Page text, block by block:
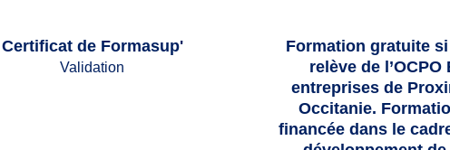
Certificat de Formasup'
Validation
Formation gratuite
relève de
entreprises de
Occitanie.
financée dans le